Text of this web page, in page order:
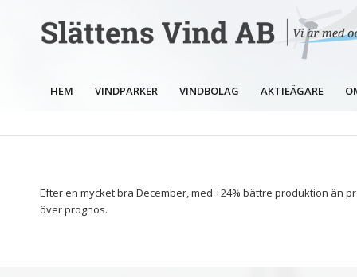
HEM VINDPARKER VINDBOLAG AKTIEÄGARE
Efter en mycket bra December, med +24% bättre produktion än
över prognos.